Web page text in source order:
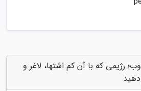
رژیمی که با آن کم اشتها، لاغر و